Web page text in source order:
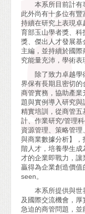
本系所目前計有專
此外尚有十多位有
持續在研究上表現
育部玉山學者獎、
獎、傑出人才發展基
主編，並持續於國
究能量充沛，學術表
除了致力卓越學
界保有長期且密切
商管實務，協助產業
題與實例導入研究
精實培訓，從商管
計、作業研究/管理
資源管理、策略管
與商業數據分析】
階人才，培養學生
才的企業即戰力，
贏得為企業創造價值
seen。
本系所提供與世
及國際交流機會，
急迫的商管問題，